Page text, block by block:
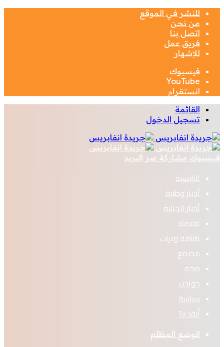
للنشر في الموقع
من نحن
اتصل بنا
فريق عمل
للإشهار
فيسبوك
‫YouTube
انستقرام
القائمة
تسجيل الدخول
فيسبوك مشاركة عبر البريد
الرئيسية
أخبار وطنية
أخبار الجالية
اقتصاد
ثقافة وتراث
مجتمع
صحة
حوادث
سياسة
أنفا Tv
الوضع المظلم